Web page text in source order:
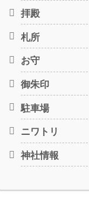
拝殿
札所
お守
御朱印
駐車場
ニワトリ
神社情報